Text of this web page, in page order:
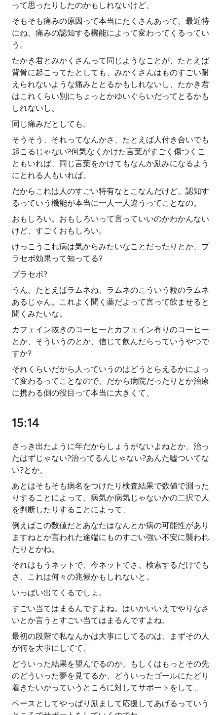
って思ったりしたのかもしれないけど、
そもそも痛みの原因って本当にたくさんあって、最近特
にね、痛みの認知する機能によって変わってくるってい
う。
たかき君とみかくさんって同じようなことが、たとえば
背骨に起こってたとしても、みかくさんはものすごい耐
えられないような痛みととるかもしれないし、たかき君
はこれくらい別にちょっとかゆいぐらいだってとるかも
しれないし、
同じ痛みだとしても。
そうそう、それってなんかさ、たとえば人付き合いでも
起こるじゃない?何気なくかけた言葉がすごく傷つくこ
ともいれば、同じ言葉をかけてもなんか励みになるよう
にとれる人もいれば。
だからこれは人のすごい特有なとこなんだけど、認知す
るっていう機能が本当に一人一人違うってことなの。
おもしろい。おもしろいって言っていいのかわかんない
けど、すごくおもしろい。
けっこうこれ病は気からみたいなことだったりとか、プ
ラセボ効果って知ってる?
プラセボ?
うん。たとえばラムネね、ラムネのこういう粒のラムネ
あるじゃん。これよく聞く薬だよって言って飲ませると
聞くみたいな。
カフェイン抜きのコーヒーとカフェイン有りのコーヒー
とか、そういうのとか、信じて飲んだらっていうやつで
すか?
それくらいだから人っていうのはどうとらえるかによっ
て変わるってことなので、だから病院だったりとか治療
に携わる側の役目って本当に大きくて、
15:14
さっき出たように年だからしょうがないよねとか、治っ
たはずじゃない?治ってるんじゃない?あんた嘘ついてな
い?とか、
あとはそもそも病名をつけたり検査結果で数値で測った
りすることによって、病気か病気じゃないかの二択で人
を判断したりすることによって、
例えばこの数値だとあなたはなんとか病の可能性があり
ますねとか言われた途端にものすごい強い不安に襲われ
たりとかね。
それはもうネットで、今ネットでさ、検索するだけでも
さ、これは何々の兆候かもしれないと。
いっぱい出てくるでしょ。
すごい当てはまるんですよね。はいかいいえでやりなさ
いとか言うとすごい当てはまるんですよね。
最初の段階で私なんかは大事にしてるのは、まずその人
が何を大事にしてて、
どういった結果を望んでるのか、もしくはもっとその先
のどういった夢を見てるか、どういったゴールにたどり
着きたいかっていうところに対してサポートをして、
ベースとしてやっぱり励まして応援してあげるっていう